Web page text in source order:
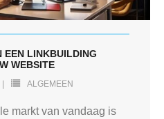
EEN LINKBUILDING
WEBSITE
ALGEMEEN
markt van vandaag is